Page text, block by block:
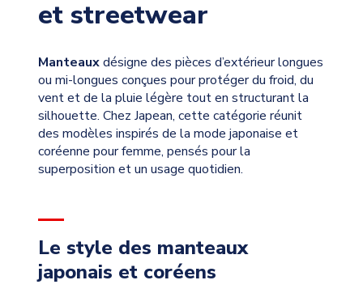
et streetwear
Manteauxdésigne des pièces d’extérieur longues
ou mi-longues conçues pour protéger du froid, du
vent et de la pluie légère tout en structurant la
silhouette. Chez Japean, cette catégorie réunit
des modèles inspirés de la mode japonaise et
coréenne pour femme, pensés pour la
superposition et un usage quotidien.
Le style des manteaux
japonais et coréens